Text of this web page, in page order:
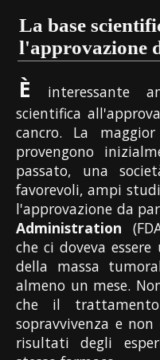
La base
l'approvazione
È interessante
scientifica
cancro. La
provengono
passato, una
favorevoli, ampi
l'approvazione da
Administration
che ci doveva
della massa
almeno un mese.
che il
sopravvivenza e
risultati degli